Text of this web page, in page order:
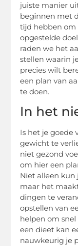
juiste manier
beginnen met
tijd hebben om
opgestelde
raden we het
stellen waarin
precies wilt
een plan van
te doen.
In het
Is het je goede
gewicht te
niet gezond
om hier een
Niet alleen kun
maar het
dingen te
opstellen van
helpen om snel
een dieet kan
nauwkeurig je